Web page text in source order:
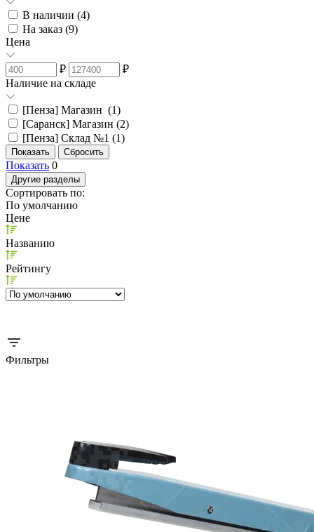
В наличии (4)
На заказ (9)
Цена
₽
₽
Наличие на складе
[Пенза] Магазин (1)
[Саранск] Магазин (2)
[Пенза] Склад №1 (1)
Показать 0
Другие разделы
Сортировать по:
По умолчанию
Цене
Названию
Рейтингу
Фильтры